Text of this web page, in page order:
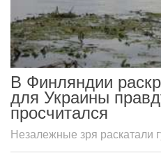
В Финляндии
для Украины
просчитался
Незалежные зря раскатали